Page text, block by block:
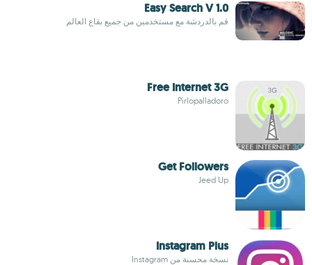
Easy Search V 1.0
قم بالدردشة مع مستخدمين من جميع بقاع العالم
Free Internet 3G
Pirlopalladoro
Get Followers
Jeed Up
Instagram Plus
نسخة محسنة من Instagram